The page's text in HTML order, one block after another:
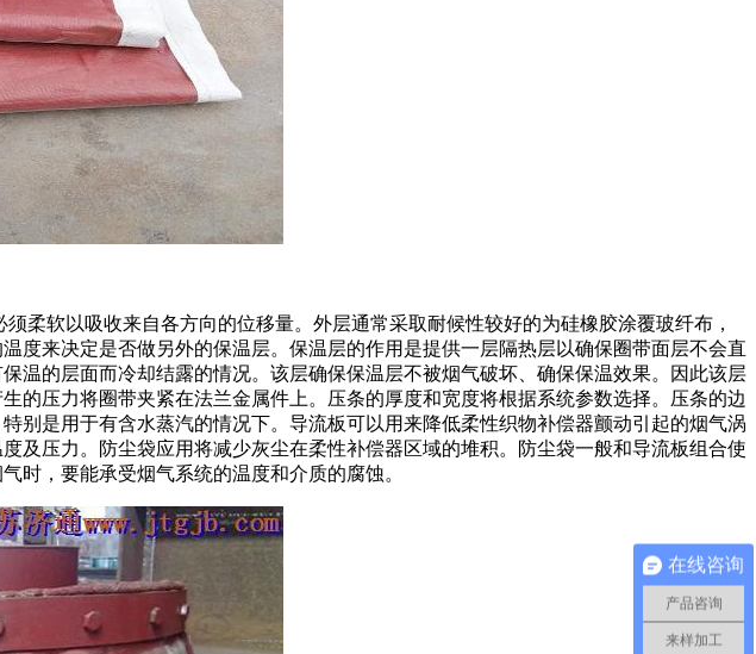
柔软以吸收来自各方向的位移量。外层通常采取耐候性较好的为硅橡胶涂覆玻纤布，
度来决定是否做另外的保温层。保温层的作用是提供一层隔热层以确保圈带面层不会直
温的层面而冷却结露的情况。该层确保保温层不被烟气破坏、确保保温效果。因此该层
的压力将圈带夹紧在法兰金属件上。压条的厚度和宽度将根据系统参数选择。压条的边
别是用于有含水蒸汽的情况下。导流板可以用来降低柔性织物补偿器颤动引起的烟气涡
及压力。防尘袋应用将减少灰尘在柔性补偿器区域的堆积。防尘袋一般和导流板组合使
时，要能承受烟气系统的温度和介质的腐蚀。
在线咨询
产品咨询
来样加工